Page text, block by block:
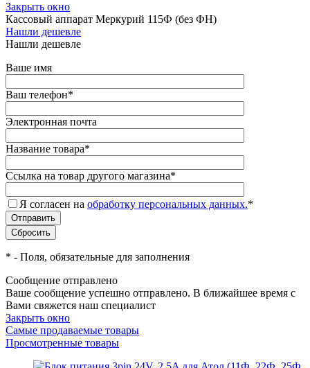
Закрыть окно
Кассовый аппарат Меркурий 115Ф (без ФН)
Нашли дешевле
Нашли дешевле
Ваше имя
Ваш телефон*
Электронная почта
Название товара*
Ссылка на товар другого магазина*
Я согласен на обработку персональных данных.*
* - Поля, обязательные для заполнения
Сообщение отправлено
Ваше сообщение успешно отправлено. В ближайшее время с
Вами свяжется наш специалист
Закрыть окно
Самые продаваемые товары
Просмотренные товары